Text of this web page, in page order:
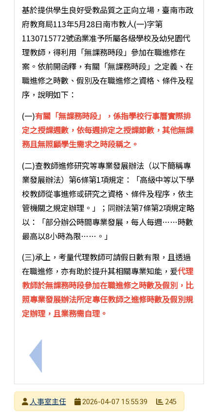
上一筆：受僱者同時撫育子女2人以上者，申請未滿
基於提供學生良好受教品質之正向立場，臺南市政
府教育局113年5月28日南市教人(一)字第
1130715772號函業准予所屬各級學校及幼兒園代
理教師，得利用「無課務時段」參加在職進修在
案。依前開函釋，有關「無課務時段」之定義、在
職進修之時數、假別及在職進修之資格、條件及程
序，說明如下：
(一)有關「無課務時段」，係指學校行事曆實際排
定之授課週數，依每週排定之授課節數，其他無課
務且無照顧學生需求之時段稱之。
(二)查教師進修研究等專業發展辦法（以下簡稱專
業發展辦法）第6條第1項規定：「高級中等以下學
校教師從事進修或研究之資格、條件及程序，依主
管機關之規定辦理。」；同辦法第7條第2項規定略
以：「部分辦公時間專業發展，每人每週……時數
最高以8小時為限……。」
(三)承上，考量代理教師可請假日數有限，且透過
在職進修，亦有助於提升其相關專業知能，爰代理
教師於無課務時段參加在職進修之時數及假別，比
照專業發展辦法所定專任教師之進修時數及假別規
定辦理，且業務需自理。
發布者人事室主任
2026-04-07 15:55:39 245